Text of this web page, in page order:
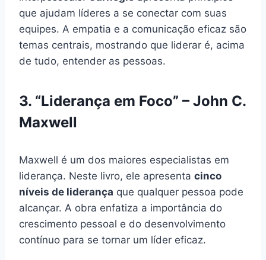
que ajudam líderes a se conectar com suas
equipes. A empatia e a comunicação eficaz são
temas centrais, mostrando que liderar é, acima
de tudo, entender as pessoas.
3. “Liderança em Foco” – John C.
Maxwell
Maxwell é um dos maiores especialistas em
liderança. Neste livro, ele apresenta cinco
níveis de liderança que qualquer pessoa pode
alcançar. A obra enfatiza a importância do
crescimento pessoal e do desenvolvimento
contínuo para se tornar um líder eficaz.